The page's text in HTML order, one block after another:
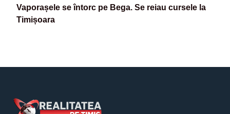
Vaporașele se întorc pe Bega. Se reiau cursele la
Timișoara